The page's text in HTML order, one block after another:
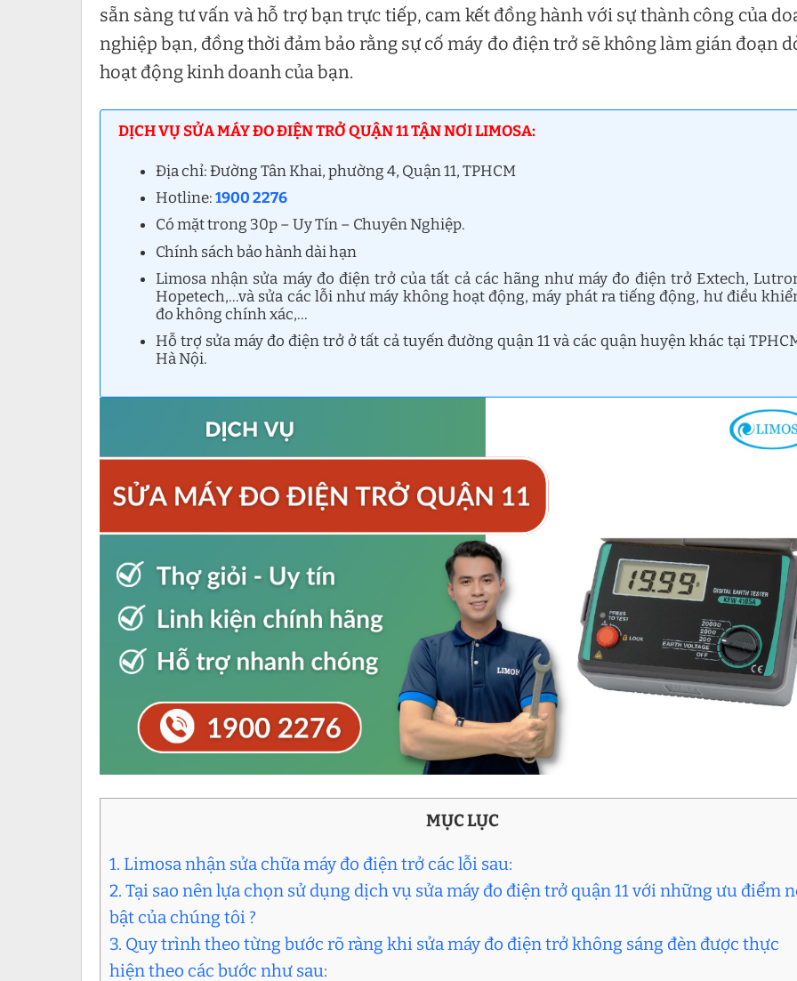
sẵn sàng tư vấn và hỗ trợ bạn trực tiếp, cam kết đồng hành với sự thành công của
nghiệp bạn, đồng thời đảm bảo rằng sự cố máy đo điện trở sẽ không làm gián đoạn
hoạt động kinh doanh của bạn.
DỊCH VỤ SỬA MÁY ĐO ĐIỆN TRỞ QUẬN 11 TẬN NƠI LIMOSA:
Địa chỉ: Đường Tân Khai, phường 4, Quận 11, TPHCM
Hotline:1900 2276
Có mặt trong 30p – Uy Tín – Chuyên Nghiệp.
Chính sách bảo hành dài hạn
Limosa nhận sửa máy đo điện trở của tất cả các hãng như máy đo điện trở Extech,
Hopetech,…và sửa các lỗi như máy không hoạt động, máy phát ra tiếng động, hư điều
đo không chính xác,…
Hỗ trợ sửa máy đo điện trở ở tất cả tuyến đường quận 11 và các quận huyện khác tại
Hà Nội.
MỤC LỤC
1. Limosa nhận sửa chữa máy đo điện trở các lỗi sau:
2. Tại sao nên lựa chọn sử dụng dịch vụ sửa máy đo điện trở quận 11 với những ưu điểm
bật của chúng tôi ?
3. Quy trình theo từng bước rõ ràng khi sửa máy đo điện trở không sáng đèn được thực
hiện theo các bước như sau: